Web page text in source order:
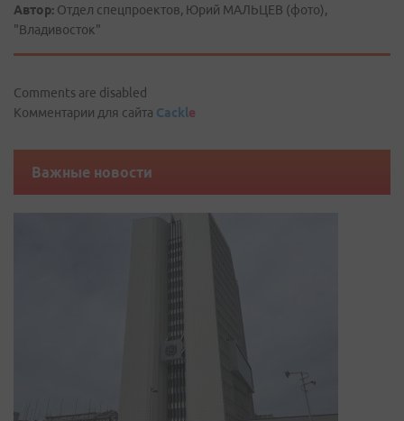
Автор: Отдел спецпроектов, Юрий МАЛЬЦЕВ (фото),
"Владивосток"
Comments are disabled
Комментарии для сайта Cackle
Важные новости